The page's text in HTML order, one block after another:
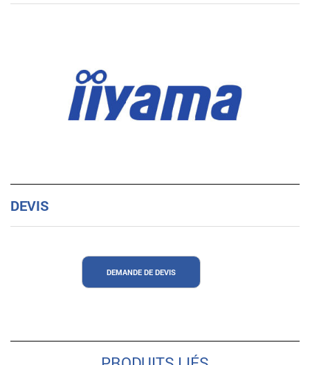
DEVIS
DEMANDE DE DEVIS